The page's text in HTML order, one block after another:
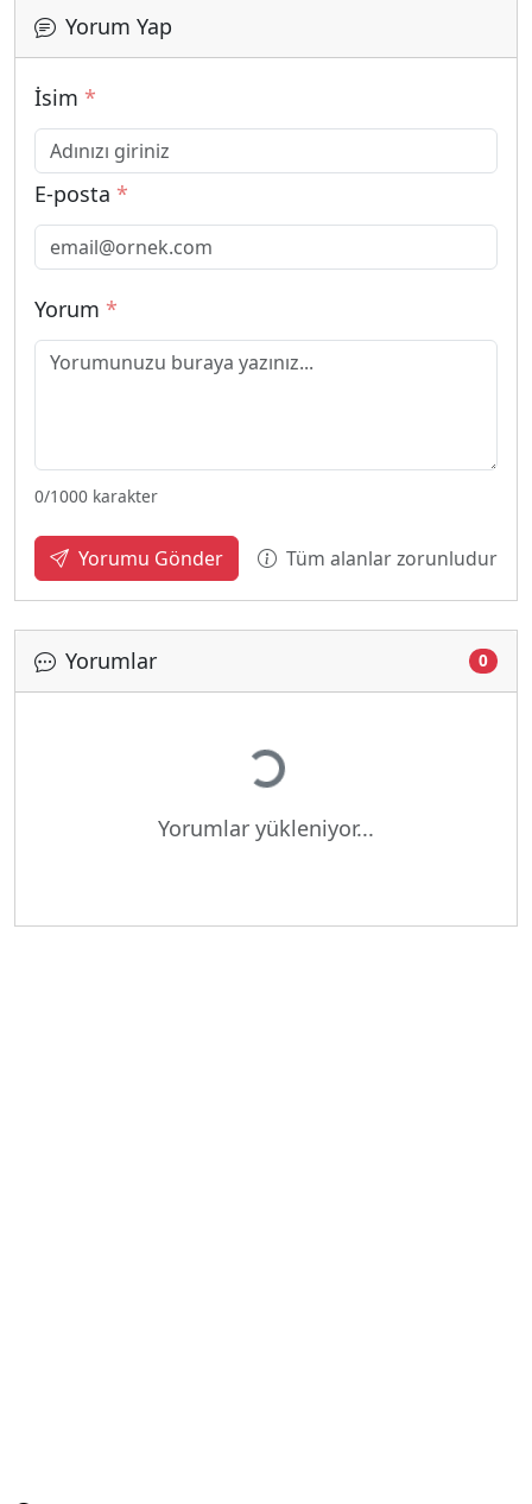
Yorum Yap
İsim *
E-posta *
Yorum *
0/1000 karakter
Yorumu Gönder Tüm alanlar zorunludur
Yorumlar 0
Yükleniyor...
Yorumlar yükleniyor...